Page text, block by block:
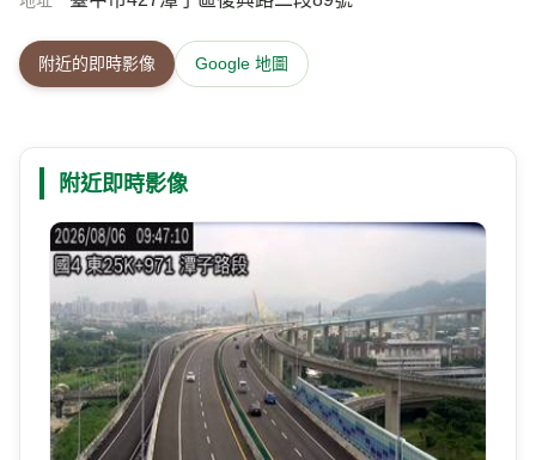
附近的即時影像 Google 地圖
附近即時影像